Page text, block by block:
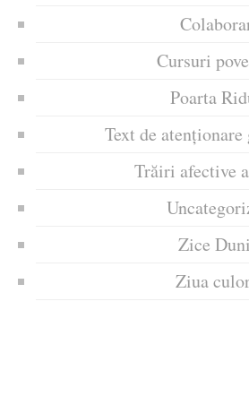
Cursuri
Poarta
Text de
Trăiri afective
Zice
Ziua